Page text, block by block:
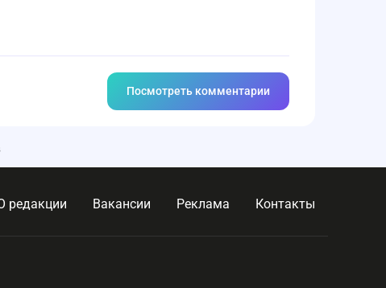
Посмотреть комментарии
редакции Вакансии Реклама Контакты